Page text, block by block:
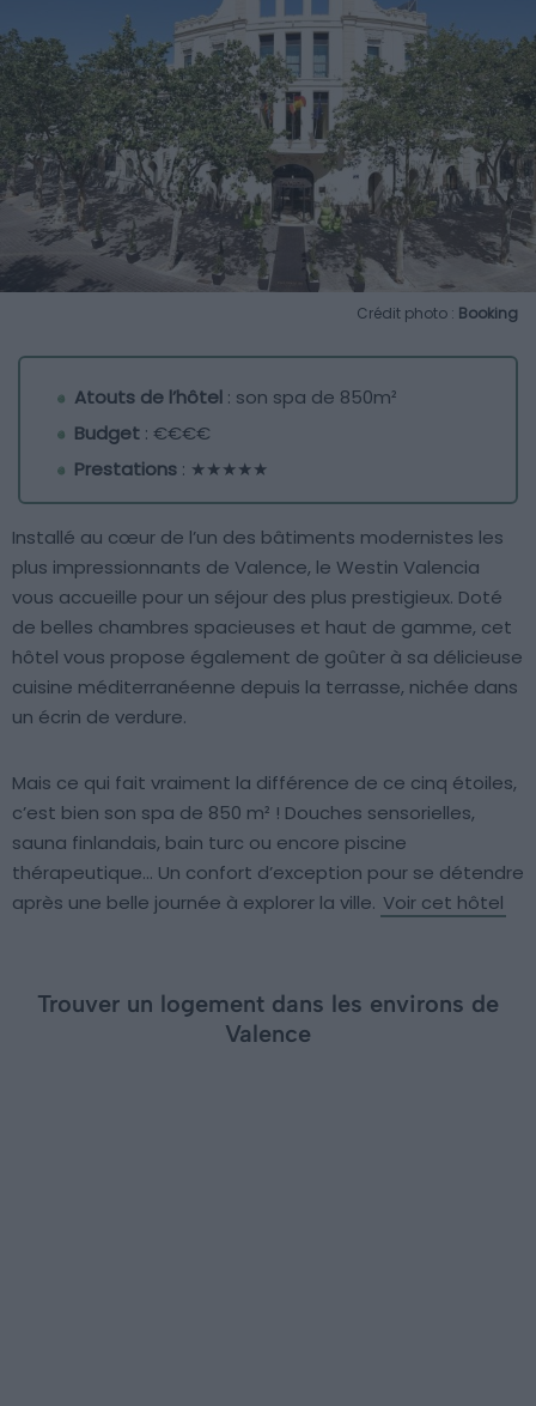
Crédit photo : Booking
Atouts de l’hôtel : son spa de 850m²
Budget : €€€€
Prestations : ★★★★★
Installé au cœur de l’un des bâtiments modernistes les
plus impressionnants de Valence, le Westin Valencia
vous accueille pour un séjour des plus prestigieux. Doté
de belles chambres spacieuses et haut de gamme, cet
hôtel vous propose également de goûter à sa délicieuse
cuisine méditerranéenne depuis la terrasse, nichée dans
un écrin de verdure.
Mais ce qui fait vraiment la différence de ce cinq étoiles,
c’est bien son spa de 850 m² ! Douches sensorielles,
sauna finlandais, bain turc ou encore piscine
thérapeutique… Un confort d’exception pour se détendre
après une belle journée à explorer la ville. Voir cet hôtel
Trouver un logement dans les environs de
Valence